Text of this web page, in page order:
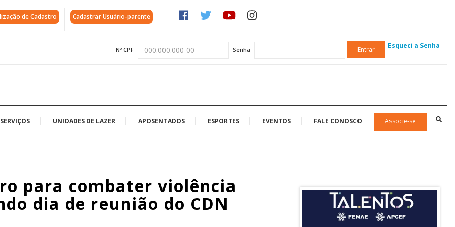
de Cadastro Cadastrar Usuário-parente
Nº CPF Senha Entrar Esqueci a Senha
SERVIÇOS UNIDADES DE LAZER APOSENTADOS ESPORTES EVENTOS FALE CONOSCO Associe-se
para combater violência
dia de reunião do CDN